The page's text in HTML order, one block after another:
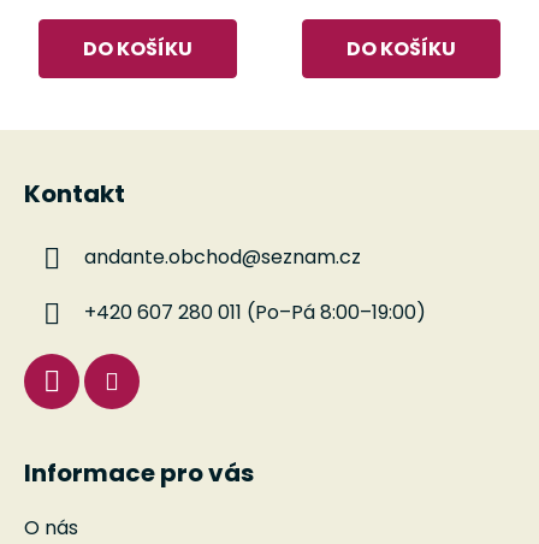
DO KOŠÍKU DO KOŠÍKU
Kontakt
andante.obchod@seznam.cz
+420 607 280 011 (Po–Pá 8:00–19:00)
Informace pro vás
O nás